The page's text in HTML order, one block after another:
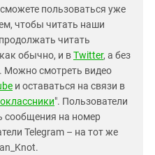
пользоваться уже
чтобы читать наши
читать
обычно, и вTwitter, а без
. Можно смотреть видео
и оставаться на связи в
". Пользователи
сообщения на номер
Telegram – на тот же